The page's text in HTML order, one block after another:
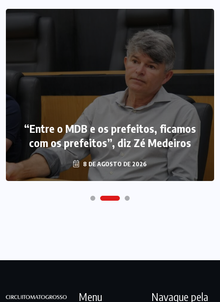
“Entre o MDB e os prefeitos, ficamos
com os prefeitos”, diz Zé Medeiros
8 DE AGOSTO DE 2026
Menu
Navague pela